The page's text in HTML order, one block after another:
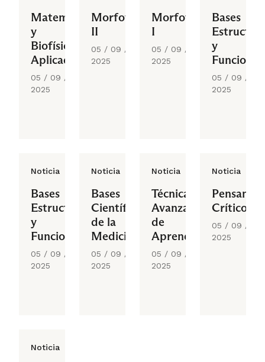
Matemáticas
y
Biofísica
Aplicadas
05 / 09 /
2025
Morfofisiopatología
II
05 / 09 /
2025
Morfofisiopatología
I
05 / 09 /
2025
Bases
y
II
05 / 09 /
2025
Noticia
Bases
Estructurales
y
Funcionales
I
05 / 09 /
2025
Noticia
Bases
Científicas
de la
Medicina
05 / 09 /
2025
Noticia
Técnicas
Avanzadas
de
Aprendizaje
05 / 09 /
2025
Noticia
Crítico
05 / 09 /
2025
Noticia